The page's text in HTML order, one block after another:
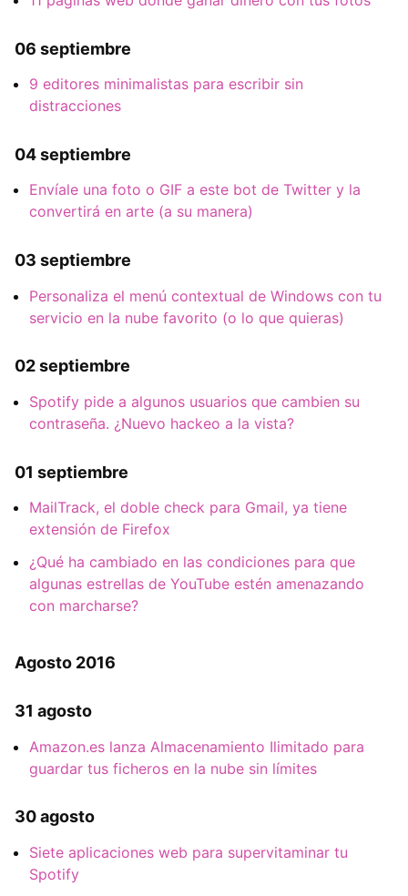
06 septiembre
9 editores minimalistas para escribir sin
distracciones
04 septiembre
Envíale una foto o GIF a este bot de Twitter y la
convertirá en arte (a su manera)
03 septiembre
Personaliza el menú contextual de Windows con tu
servicio en la nube favorito (o lo que quieras)
02 septiembre
Spotify pide a algunos usuarios que cambien su
contraseña. ¿Nuevo hackeo a la vista?
01 septiembre
MailTrack, el doble check para Gmail, ya tiene
extensión de Firefox
¿Qué ha cambiado en las condiciones para que
algunas estrellas de YouTube estén amenazando
con marcharse?
Agosto 2016
31 agosto
Amazon.es lanza Almacenamiento Ilimitado para
guardar tus ficheros en la nube sin límites
30 agosto
Siete aplicaciones web para supervitaminar tu
Spotify